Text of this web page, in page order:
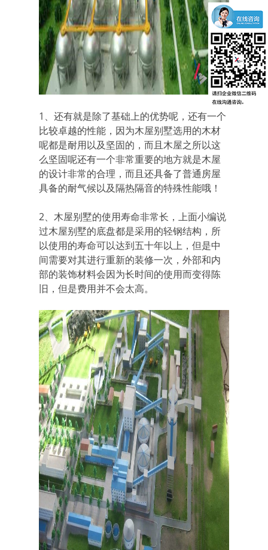
1、还有就是除了基础上的优势呢，还有一个
比较卓越的性能，因为木屋别墅选用的木材
呢都是耐用以及坚固的，而且木屋之所以这
么坚固呢还有一个非常重要的地方就是木屋
的设计非常的合理，而且还具备了普通房屋
具备的耐气候以及隔热隔音的特殊性能哦！
2、木屋别墅的使用寿命非常长，上面小编说
过木屋别墅的底盘都是采用的轻钢结构，所
以使用的寿命可以达到五十年以上，但是中
间需要对其进行重新的装修一次，外部和内
部的装饰材料会因为长时间的使用而变得陈
旧，但是费用并不会太高。